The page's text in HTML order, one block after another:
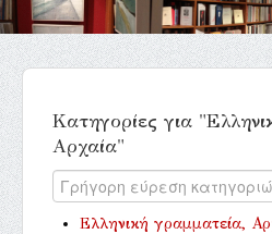
Επικοινωνία
Κατηγορίες για
Αρχαία"
Ελληνική γραμματεία,